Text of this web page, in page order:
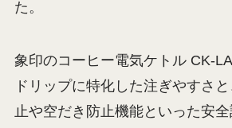
た。
象印のコーヒー電気ケトル CK-
ドリップに特化した注ぎやすさ
止や空だき防止機能といった安